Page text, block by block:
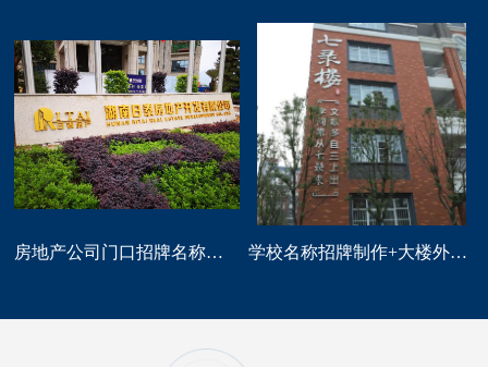
房地产公司门口招牌名称广告字制作 学校名称招牌制作+大楼外墙字制作